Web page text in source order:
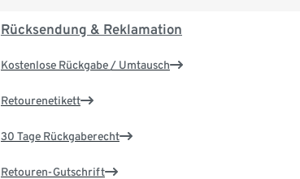
Rücksendung & Reklamation
Kostenlose Rückgabe / Umtausch
Retourenetikett
30 Tage Rückgaberecht
Retouren-Gutschrift